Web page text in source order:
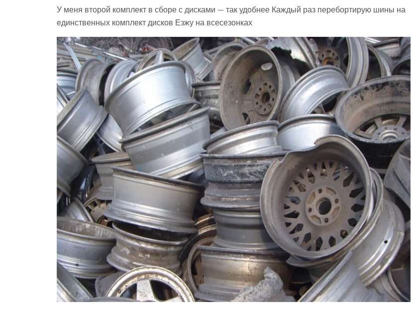
У меня второй комплект в сборе с дисками — так удобнее Каждый раз перебортирую шины на
единственных комплект дисков Езжу на всесезонках